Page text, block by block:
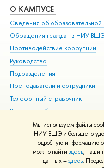
Мы используем файлы
НИУ ВШЭ и большего
подробную информацию
можно найти здесь, наши
данных –здесь.
О КАМПУСЕ
Сведения об образовательной
Обращения граждан в НИУ
Противодействие коррупции
Руководство
Подразделения
Преподаватели и сотрудники
Телефонный справочник
Корпуса и общежития
ВШЭ для студентов с
здоровья и инвалидностью
Единая платежная страница